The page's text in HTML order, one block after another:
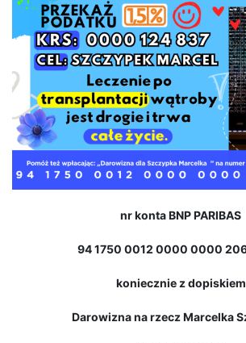
nr konta BNP PARIBAS
94 1750 0012 0000 0000
koniecznie z dopiskiem
Darowizna na rzecz Marcelka